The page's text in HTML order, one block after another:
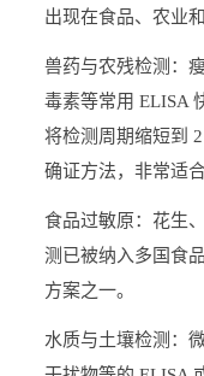
出现在食品、农业
兽药与农残检测：
毒素等常用 ELISA
将检测周期缩短到
确证方法，非常适
食品过敏原：花生
测已被纳入多国食
方案之一。
水质与土壤检测：